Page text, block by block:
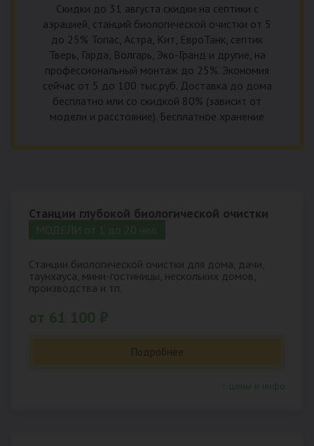
Скидки до 31 августа скидки на септики с
аэрацией, станций биологической очистки от 5
до 25% Топас, Астра, Кит, ЕвроТанк, септик
Тверь, Гарда, Волгарь, Эко-Гранд и другие, на
профессиональный монтаж до 25%. Экономия
сейчас от 5 до 100 тыс.руб. Доставка до дома
бесплатно или со скидкой 80% (зависит от
модели и расстояние). Бесплатное хранение
Станции глубокой биологической очистки
Станции биологической очистки для дома, дачи,
таунхауса, мини-гостиницы, нескольких домов,
производства и тп.
Подробнее